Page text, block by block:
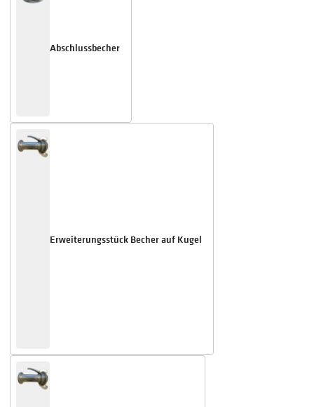
Abschlussbecher
Erweiterungsstück Becher auf Kugel